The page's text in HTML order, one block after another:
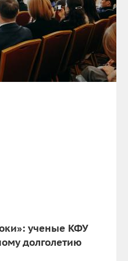
ученые КФУ
долголетию